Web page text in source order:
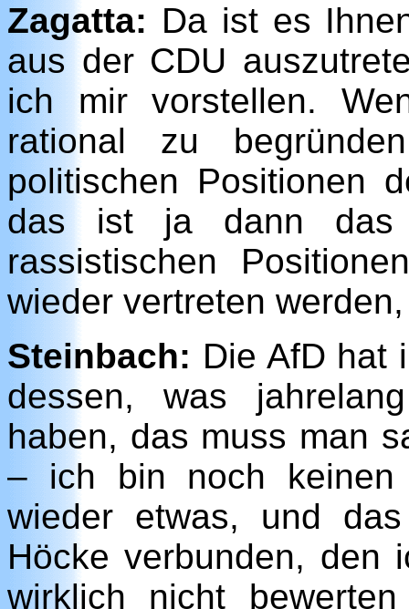
Zagatta: Da ist es
aus der CDU
ich mir vorstellen.
rational zu
politischen Positionen
das ist ja dann das
rassistischen
wieder vertreten
Steinbach: Die AfD hat
dessen, was
haben, das muss man
– ich bin noch
wieder etwas, und
Höcke verbunden, den
wirklich nicht